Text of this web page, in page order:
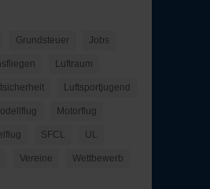
Grundsteuer Jobs
Luftraum
Luftsportjugend
Motorflug
SFCL UL
Vereine Wettbewerb